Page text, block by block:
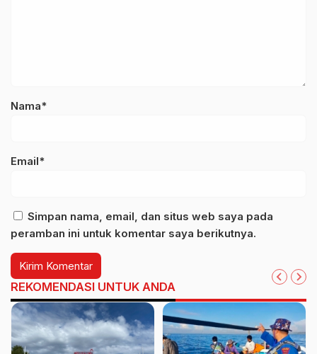
Nama*
Email*
Simpan nama, email, dan situs web saya pada
peramban ini untuk komentar saya berikutnya.
REKOMENDASI UNTUK ANDA